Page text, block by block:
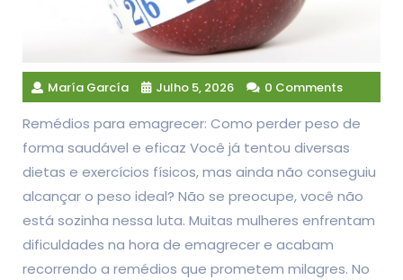
María García Julho 5, 2026 0 Comments
Remédios para emagrecer: Como perder peso de
forma saudável e eficaz Você já tentou diversas
dietas e exercícios físicos, mas ainda não conseguiu
alcançar o peso ideal? Não se preocupe, você não
está sozinha nessa luta. Muitas mulheres enfrentam
dificuldades na hora de emagrecer e acabam
recorrendo a remédios que prometem milagres. No